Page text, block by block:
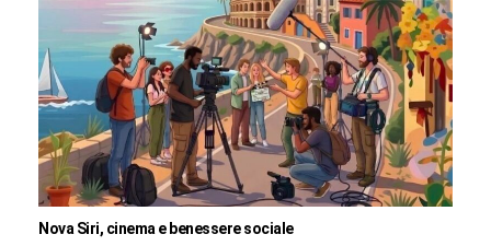
Nova Siri, cinema e benessere sociale